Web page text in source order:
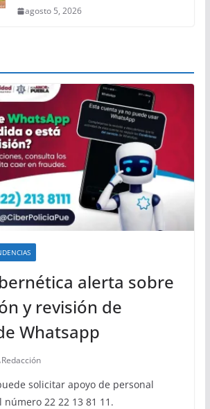
agosto 5, 2026
alerta sobre
y revisión de
Whatsapp
Redacción
solicitar apoyo de personal
número 22 22 13 81 11.